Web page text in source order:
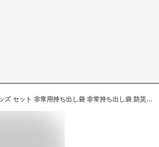
防災セット 家族 1人用【スタンダード】 防災グッズ セット 非常用持ち出し袋 非常持ち出し袋 防災用品 避難セット 防災グッツ 子供用 女性用 災害 グッズ 防災リュック 結婚祝い 地震 避難袋 保存食 災害用品 災害グッズ 非常用品RN